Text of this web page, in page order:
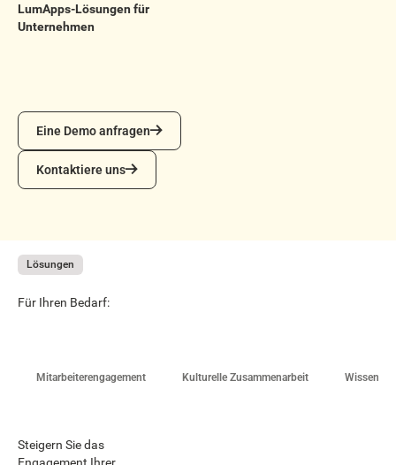
LumApps-Lösungen für
Unternehmen
Eine Demo anfragen
Eine Demo anfragen
Kontaktiere uns
Kontaktiere uns
Lösungen
Für Ihren Bedarf:
Mitarbeiterengagement Kulturelle Zusammenarbeit
Steigern Sie das